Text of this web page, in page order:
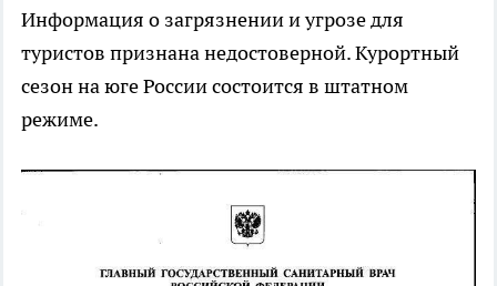
Информация о загрязнении и угрозе для
туристов признана недостоверной. Курортный
сезон на юге России состоится в штатном
режиме.